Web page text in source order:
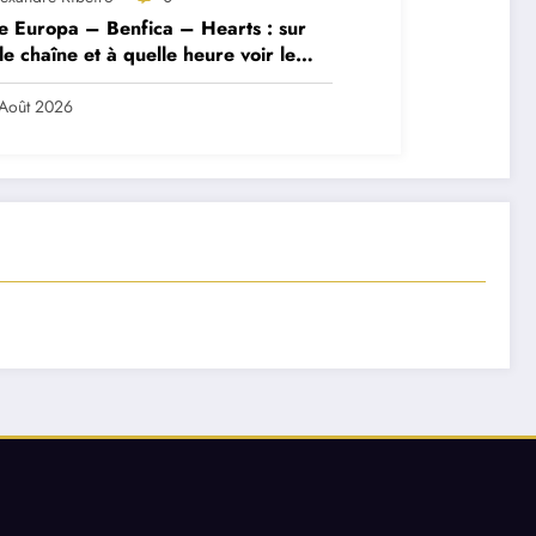
Europa – Benfica – Hearts : sur
chaîne et à quelle heure voir le
?
2026